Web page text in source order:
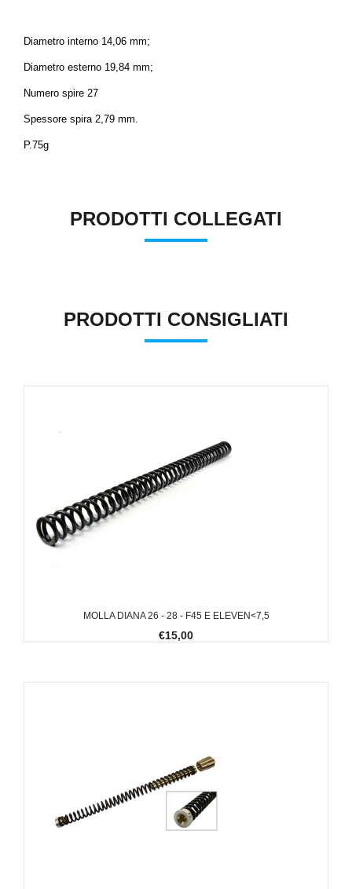
Diametro interno 14,06 mm;
Diametro esterno 19,84 mm;
Numero spire 27
Spessore spira 2,79 mm.
P.75g
PRODOTTI COLLEGATI
PRODOTTI CONSIGLIATI
MOLLA DIANA 26 - 28 - F45 E ELEVEN<7,5
€15,00